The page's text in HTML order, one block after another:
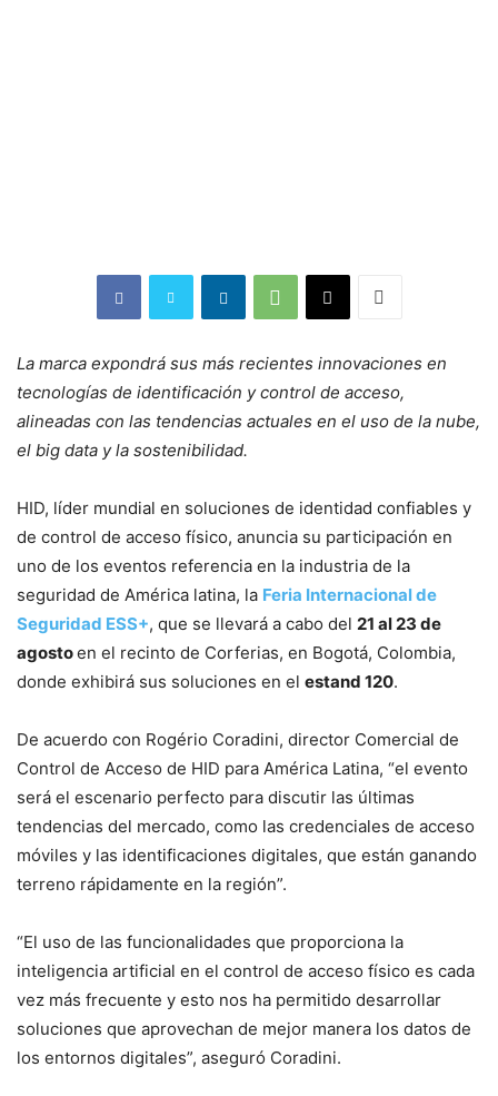
La marca expondrá sus más recientes innovaciones en
tecnologías de identificación y control de acceso,
alineadas con las tendencias actuales en el uso de la nube,
el big data y la sostenibilidad.
HID, líder mundial en soluciones de identidad confiables y
de control de acceso físico, anuncia su participación en
uno de los eventos referencia en la industria de la
seguridad de América latina, la Feria Internacional de
Seguridad ESS+, que se llevará a cabo del 21 al 23 de
agostoen el recinto de Corferias, en Bogotá, Colombia,
donde exhibirá sus soluciones en el estand 120.
De acuerdo con Rogério Coradini, director Comercial de
Control de Acceso de HID para América Latina, “el evento
será el escenario perfecto para discutir las últimas
tendencias del mercado, como las credenciales de acceso
móviles y las identificaciones digitales, que están ganando
terreno rápidamente en la región”.
“El uso de las funcionalidades que proporciona la
inteligencia artificial en el control de acceso físico es cada
vez más frecuente y esto nos ha permitido desarrollar
soluciones que aprovechan de mejor manera los datos de
los entornos digitales”, aseguró Coradini.